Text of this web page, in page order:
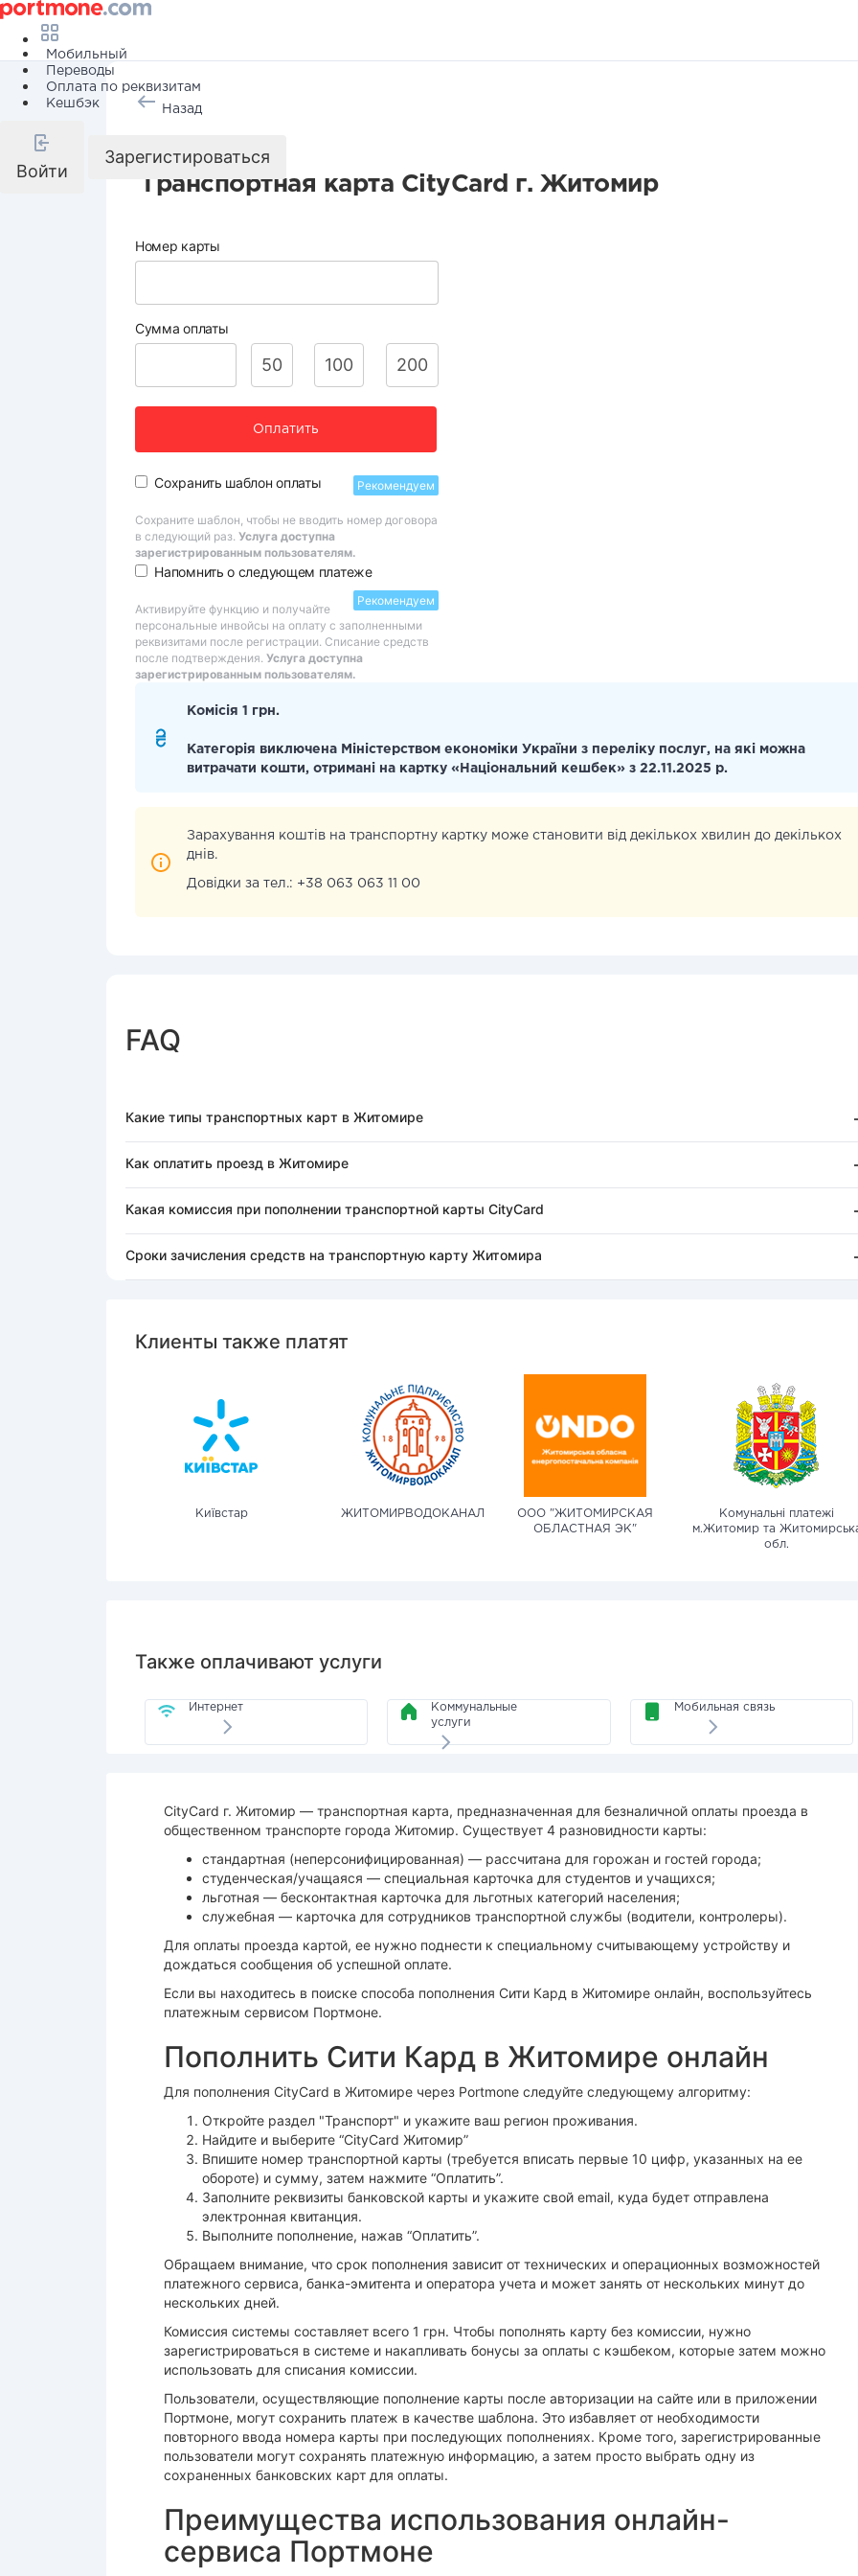
Мобильный
Переводы
Оплата по реквизитам
Кешбэк
Войти
Зарегистироваться
Назад
Транспортная карта CityCard г. Житомир
Номер карты
Сумма оплаты
50 100 200
Оплатить
Сохранить шаблон оплаты Рекомендуем
Сохраните шаблон, чтобы не вводить номер договора
в следующий раз. Услуга доступна
зарегистрированным пользователям.
Напомнить о следующем платеже
Рекомендуем
Активируйте функцию и получайте
персональные инвойсы на оплату с заполненными
реквизитами после регистрации. Списание средств
после подтверждения. Услуга доступна
зарегистрированным пользователям.
Комісія 1 грн.
Категорія виключена Міністерством економіки України з переліку послуг, на які можна
витрачати кошти, отримані на картку «Національний кешбек» з 22.11.2025 р.
Зарахування коштів на транспортну картку може становити від декількох хвилин до декількох
днів.
Довідки за тел.: +38 063 063 11 00
FAQ
Какие типы транспортных карт в Житомире
Как оплатить проезд в Житомире
Какая комиссия при пополнении транспортной карты CityCard
Сроки зачисления средств на транспортную карту Житомира
Клиенты также платят
Київстар ЖИТОМИРВОДОКАНАЛ
ООО "ЖИТОМИРСКАЯ
ОБЛАСТНАЯ ЭК"
Комунальні платежі
м.Житомир та
обл.
Также оплачивают услуги
Интернет
Коммунальные
услуги
Мобильная связь
CityCard г. Житомир — транспортная карта, предназначенная для безналичной оплаты проезда в
общественном транспорте города Житомир. Существует 4 разновидности карты:
стандартная (неперсонифицированная) — рассчитана для горожан и гостей города;
студенческая/учащаяся — специальная карточка для студентов и учащихся;
льготная — бесконтактная карточка для льготных категорий населения;
служебная — карточка для сотрудников транспортной службы (водители, контролеры).
Для оплаты проезда картой, ее нужно поднести к специальному считывающему устройству и
дождаться сообщения об успешной оплате.
Если вы находитесь в поиске способа пополнения Сити Кард в Житомире онлайн, воспользуйтесь
платежным сервисом Портмоне.
Пополнить Сити Кард в Житомире онлайн
Для пополнения CityCard в Житомире через Portmone следуйте следующему алгоритму:
Откройте раздел "Транспорт" и укажите ваш регион проживания.
Найдите и выберите “CityCard Житомир”
Впишите номер транспортной карты (требуется вписать первые 10 цифр, указанных на ее
обороте) и сумму, затем нажмите “Оплатить”.
Заполните реквизиты банковской карты и укажите свой email, куда будет отправлена
электронная квитанция.
Выполните пополнение, нажав “Оплатить”.
Обращаем внимание, что срок пополнения зависит от технических и операционных возможностей
платежного сервиса, банка-эмитента и оператора учета и может занять от нескольких минут до
нескольких дней.
Комиссия системы составляет всего 1 грн. Чтобы пополнять карту без комиссии, нужно
зарегистрироваться в системе и накапливать бонусы за оплаты с кэшбеком, которые затем можно
использовать для списания комиссии.
Пользователи, осуществляющие пополнение карты после авторизации на сайте или в приложении
Портмоне, могут сохранить платеж в качестве шаблона. Это избавляет от необходимости
повторного ввода номера карты при последующих пополнениях. Кроме того, зарегистрированные
пользователи могут сохранять платежную информацию, а затем просто выбрать одну из
сохраненных банковских карт для оплаты.
Преимущества использования онлайн-
сервиса Портмоне